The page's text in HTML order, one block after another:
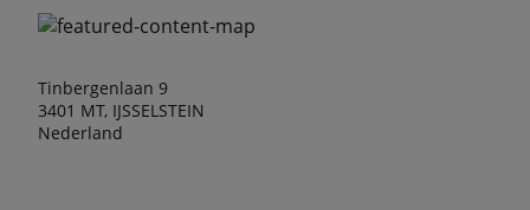
Tinbergenlaan 9
3401 MT, IJSSELSTEIN
Nederland